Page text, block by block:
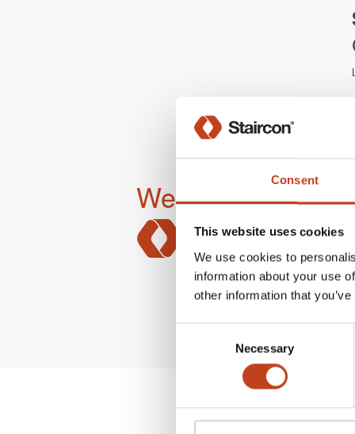
Consent
This website uses cookies
We use cookies to
information about your use
other information that
Necessary